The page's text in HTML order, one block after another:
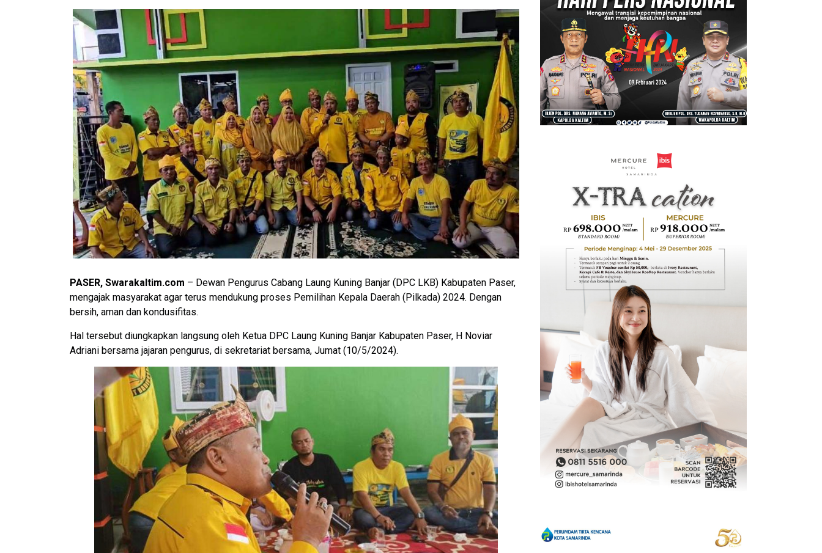
PASER, Swarakaltim.com – Dewan Pengurus Cabang Laung Kuning Banjar (DPC LKB) Kabupaten Paser,
mengajak masyarakat agar terus mendukung proses Pemilihan Kepala Daerah (Pilkada) 2024. Dengan
bersih, aman dan kondusifitas.
Hal tersebut diungkapkan langsung oleh Ketua DPC Laung Kuning Banjar Kabupaten Paser, H Noviar
Adriani bersama jajaran pengurus, di sekretariat bersama, Jumat (10/5/2024).